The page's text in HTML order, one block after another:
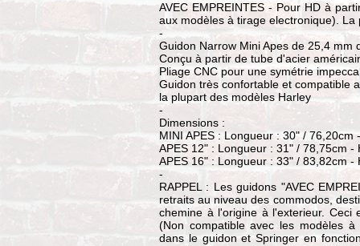
AVEC EMPREINTES - Pour HD à
aux modèles à tirage electronique). La
-
Guidon Narrow Mini Apes de 25,4 mm
Conçu à partir de tube d'acier
Pliage CNC pour une symétrie
Guidon très confortable et compatible
la plupart des modèles Harley
-
Dimensions :
MINI APES : Longueur : 30" / 76,20cm
APES 12" : Longueur : 31" / 78,75cm -
APES 16" : Longueur : 33" / 83,82cm -
-
RAPPEL : Les guidons "AVEC
retraits au niveau des commodos,
chemine à l'origine à l'exterieur.
(Non compatible avec les modèles
dans le guidon et Springer en